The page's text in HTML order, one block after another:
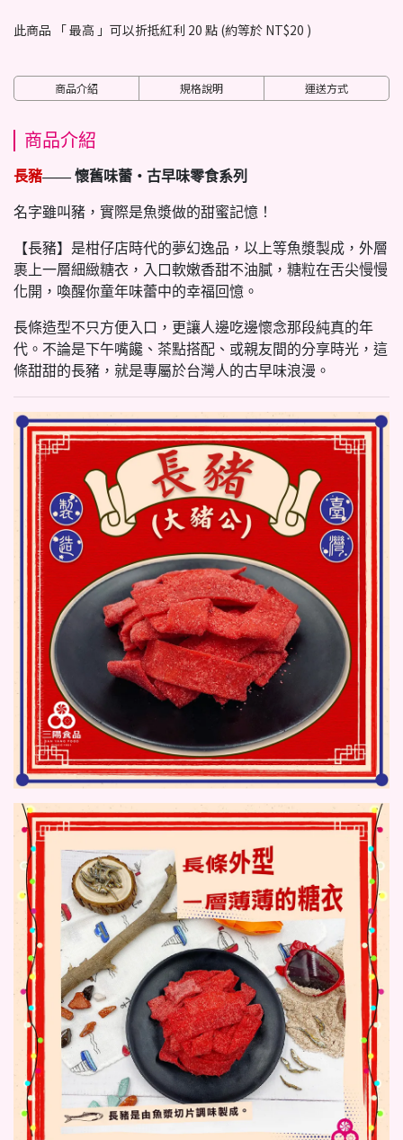
此商品 「 最高 」可以折抵紅利 20 點 (約等於 NT$20 )
商品介紹 規格說明 運送方式
商品介紹
長豬—— 懷舊味蕾・古早味零食系列
名字雖叫豬，實際是魚漿做的甜蜜記憶！
【長豬】是柑仔店時代的夢幻逸品，以上等魚漿製成，外層
裹上一層細緻糖衣，入口軟嫩香甜不油膩，糖粒在舌尖慢慢
化開，喚醒你童年味蕾中的幸福回憶。
長條造型不只方便入口，更讓人邊吃邊懷念那段純真的年
代。不論是下午嘴饞、茶點搭配、或親友間的分享時光，這
條甜甜的長豬，就是專屬於台灣人的古早味浪漫。